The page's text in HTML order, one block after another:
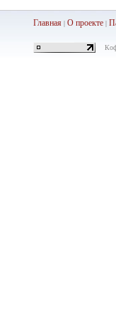
Главная| О проекте|